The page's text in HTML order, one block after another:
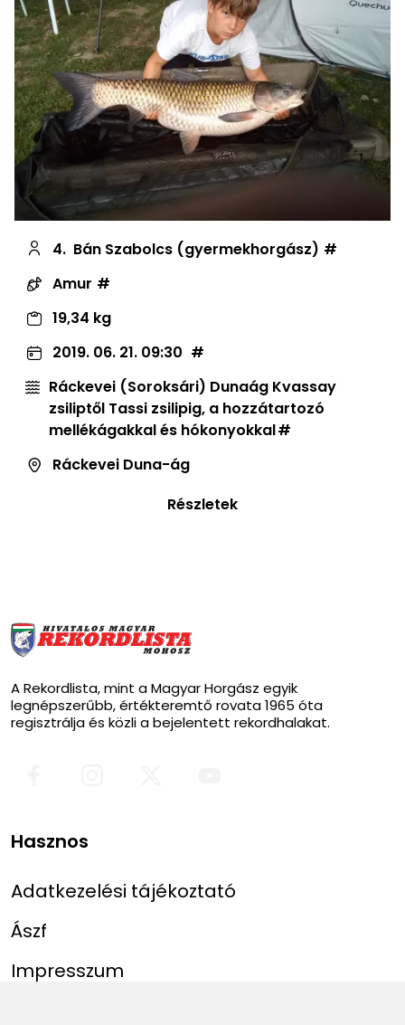
4. Bán Szabolcs (gyermekhorgász)
Amur
19,34 kg
2019. 06. 21. 09:30
Ráckevei (Soroksári) Dunaág Kvassay
zsiliptől Tassi zsilipig, a hozzátartozó
mellékágakkal és hókonyokkal
Ráckevei Duna-ág
Részletek
A Rekordlista, mint a Magyar Horgász egyik
legnépszerűbb, értékteremtő rovata 1965 óta
regisztrálja és közli a bejelentett rekordhalakat.
Hasznos
Adatkezelési tájékoztató
Ászf
Impresszum